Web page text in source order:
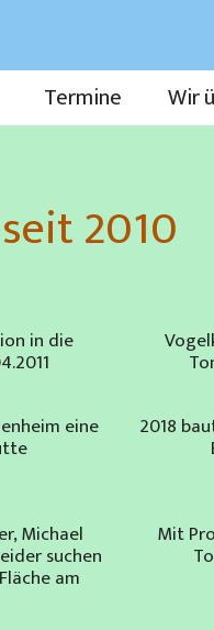
Termine Wir
2010
in die
eine 2018
Michael
suchen
am
Mit